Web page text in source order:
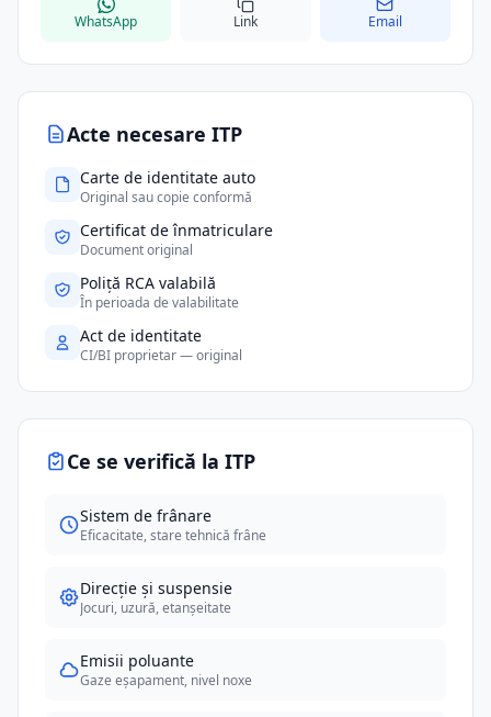
Acte necesare ITP
Carte de identitate auto
Original sau copie conformă
Certificat de înmatriculare
Document original
Poliță RCA valabilă
În perioada de valabilitate
Act de identitate
CI/BI proprietar — original
Ce se verifică la ITP
Sistem de frânare
Eficacitate, stare tehnică frâne
Direcție și suspensie
Jocuri, uzură, etanșeitate
Emisii poluante
Gaze eșapament, nivel noxe
WhatsApp Link Email